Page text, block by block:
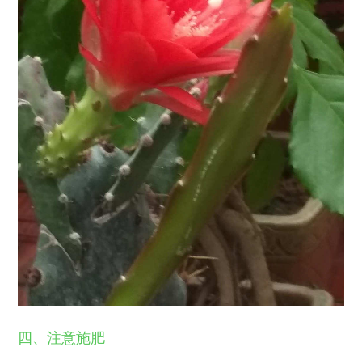
四、注意施肥